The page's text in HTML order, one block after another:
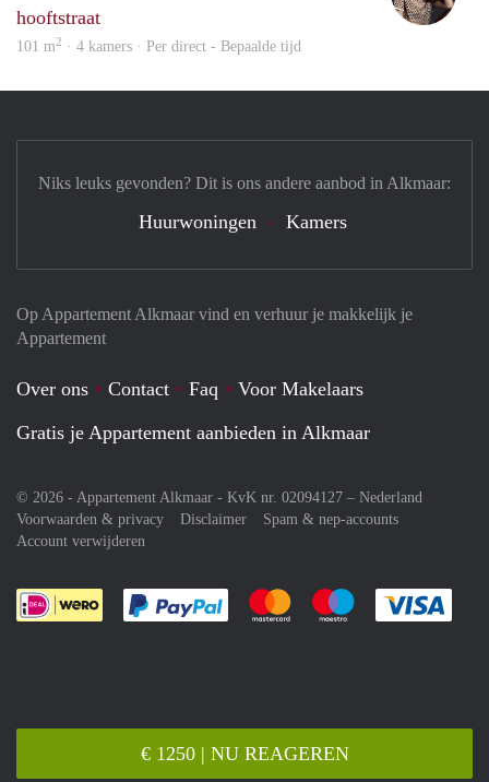
€ 1250 | NU REAGEREN
hooftstraat
101 m2 · 4 kamers · Per direct - Bepaalde tijd
Op Appartement Alkmaar vind en verhuur je makkelijk je
Appartement
Over ons Contact Faq
Voor Makelaars
Gratis je Appartement aanbieden in Alkmaar
© 2026 - Appartement Alkmaar - KvK nr. 02094127 – Nederland
Voorwaarden & privacy
Disclaimer
Spam & nep-accounts
Account verwijderen
Je rekent gemakkelijk af met Paypal
Je rekent gemakkelijk af met
Je rekent
Niks leuks gevonden? Dit is ons andere aanbod in Alkmaar:
Huurwoningen Kamers